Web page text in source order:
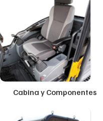
Cabina y Componentes